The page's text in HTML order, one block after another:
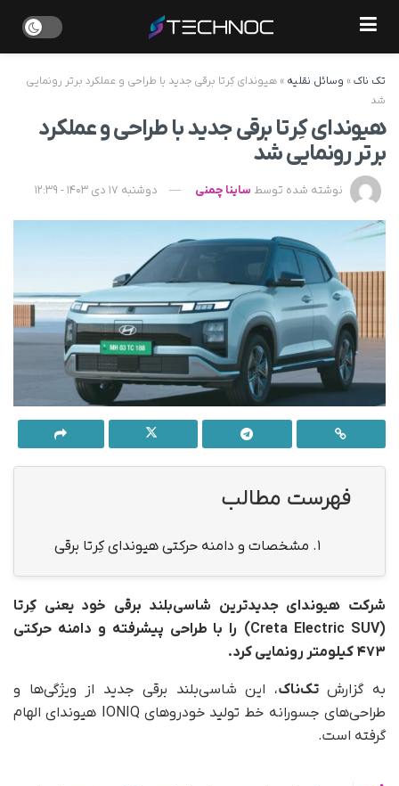
تک ناک» وسائل نقلیه » هیوندای کِرتا برقی جدید با طراحی و عملکرد برتر رونمایی
شد
هیوندای کِرتا برقی جدید با طراحی و عملکرد
برتر رونمایی شد
نوشته شده توسط ساینا چمنی دوشنبه 17 دی 1403 - 12:39
فهرست مطالب
1. مشخصات و دامنه حرکتی هیوندای کِرتا برقی
شرکت هیوندای جدیدترین شاسی‌بلند برقی خود یعنی کِرتا
(Creta Electric SUV)
را با طراحی پیشرفته و دامنه حرکتی
۴۷۳ کیلومتر رونمایی کرد.
به گزارشتک‌ناک، این شاسی‌بلند برقی جدید از ویژگی‌ها و
طراحی‌های جسورانه خط تولید خودروهای IONIQ هیوندای الهام
گرفته است.